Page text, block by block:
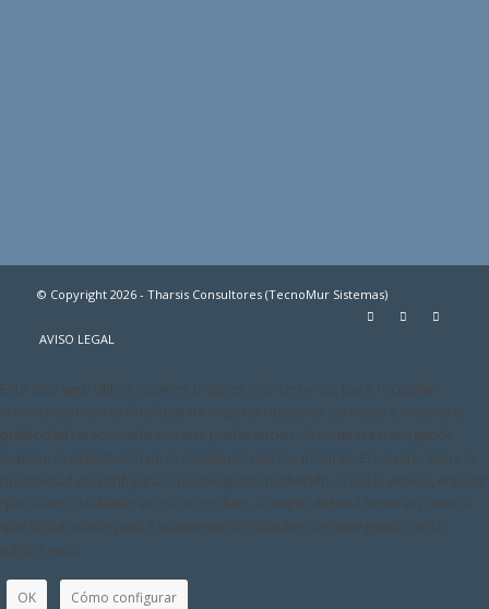
© Copyright 2026 - Tharsis Consultores (TecnoMur Sistemas)
AVISO LEGAL
Este sitio web utiliza Cookies propias y de terceros, para recopilar
información con la finalidad de mejorar nuestros servicios y mostrarle
publicidad relacionada con sus preferencias. Si continua navegando,
supone la aceptación de la instalación de las mismas. El usuario tiene la
posibilidad de configurar su navegador pudiendo, si así lo desea, impedir
que sean instaladas en su disco duro, aunque deberá tener en cuenta
que dicha acción podrá ocasionar dificultades de navegación de la
página web.
OK Cómo configurar